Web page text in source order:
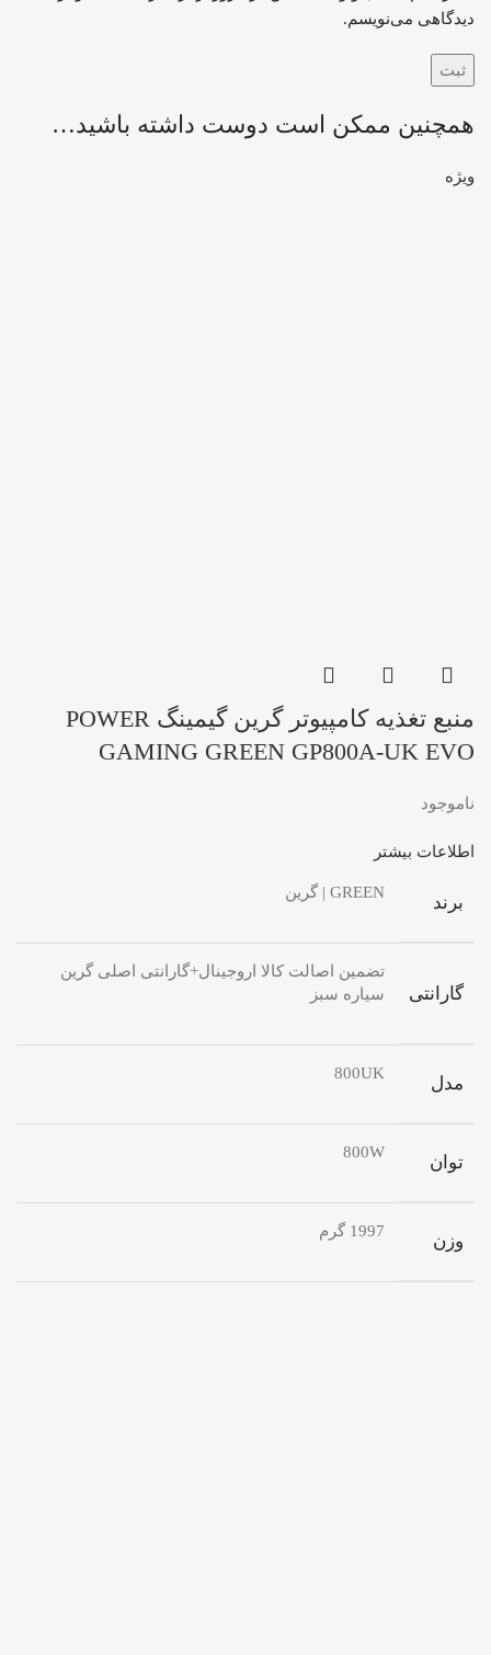
دیدگاهی می‌نویسم.
همچنین ممکن است دوست داشته باشید…
ویژه
منبع تغذیه کامپیوتر گرین گیمینگ POWER
GAMING GREEN GP800A-UK EVO
ناموجود
اطلاعات بیشتر
برند GREEN | گرین
گارانتی
تضمین اصالت کالا اروجینال+گارانتی اصلی گرین
سیاره سبز
مدل 800UK
توان 800W
وزن 1997 گرم